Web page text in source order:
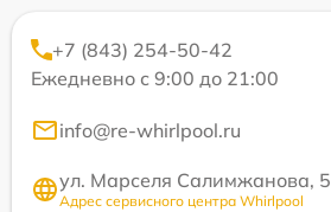
+7 (843) 254-50-42
Ежедневно с 9:00 до 21:00
info@re-whirlpool.ru
ул. Марселя Салимжанова, 5
Адрес сервисного центра Whirlpool